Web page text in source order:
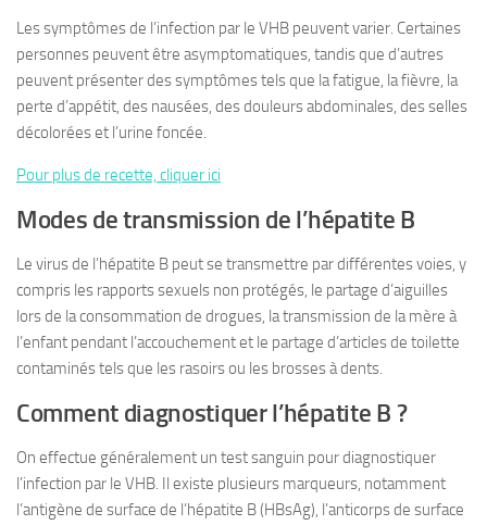
Les symptômes de l’infection par le VHB peuvent varier. Certaines
personnes peuvent être asymptomatiques, tandis que d’autres
peuvent présenter des symptômes tels que la fatigue, la fièvre, la
perte d’appétit, des nausées, des douleurs abdominales, des selles
décolorées et l’urine foncée.
Pour plus de recette, cliquer ici
Modes de transmission de l’hépatite B
Le virus de l’hépatite B peut se transmettre par différentes voies, y
compris les rapports sexuels non protégés, le partage d’aiguilles
lors de la consommation de drogues, la transmission de la mère à
l’enfant pendant l’accouchement et le partage d’articles de toilette
contaminés tels que les rasoirs ou les brosses à dents.
Comment diagnostiquer l’hépatite B ?
On effectue généralement un test sanguin pour diagnostiquer
l’infection par le VHB. Il existe plusieurs marqueurs, notamment
l’antigène de surface de l’hépatite B (HBsAg), l’anticorps de surface